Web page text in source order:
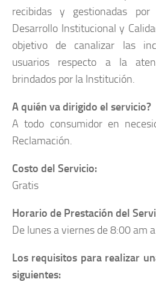
recibidas y gestionadas
Desarrollo Institucional y
objetivo de canalizar las
usuarios respecto a la
brindados por la Institución.
A quién va dirigido el servicio?
A todo consumidor en
Reclamación.
Costo del Servicio:
Gratis
Horario de Prestación del
De lunes a viernes de 8:00 am
Los requisitos para realizar
siguientes: